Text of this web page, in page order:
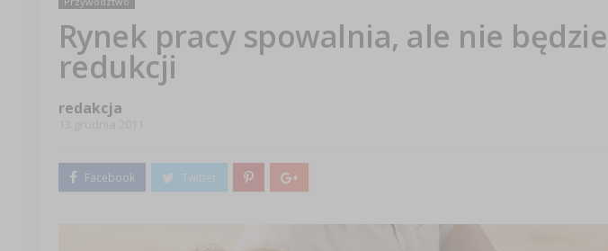
Rynek pracy spowalnia, ale nie
redukcji
redakcja